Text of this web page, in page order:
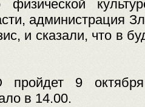
физической
администрация
и сказали, что в
пройдет 9
в 14.00.